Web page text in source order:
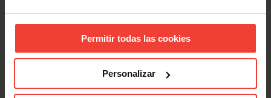
Permitir todas las cookies
Personalizar
El informe de USO sobre el comportamiento del mercado
laboral en el primer semestre de 2026 revela algunos datos
significativos: uno de cada cinco contratos dura menos de
una semana; casi la mitad de los parados lleva más de un
año sin empleo y los salarios pactados en convenio han
perdido más de 6 puntos frente al IPC desde 2021.